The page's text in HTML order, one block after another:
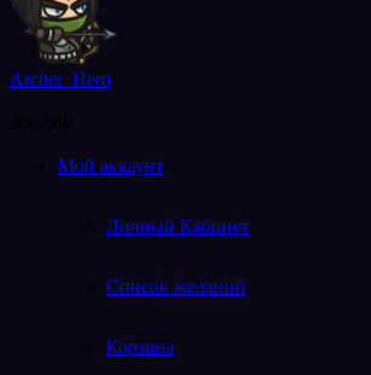
Archer_Hero
Мой аккаунт
Личный Кабинет
Список желаний
Корзина